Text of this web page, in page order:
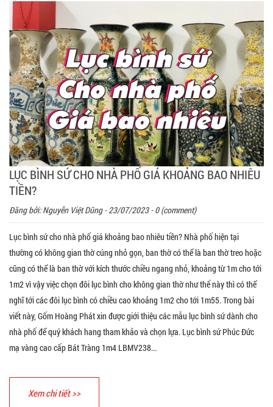
LỤC BÌNH SỨ CHO NHÀ PHỐ GIÁ KHOẢNG BAO NHIÊU
TIỀN?
Đăng bởi:Nguyễn Việt Dũng- 23/07/2023 - 0 (comment)
Lục bình sứ cho nhà phố giá khoảng bao nhiêu tiền? Nhà phố hiện tại
thường có không gian thờ cúng nhỏ gọn, ban thờ có thể là ban thờ treo hoặc
cũng có thể là ban thờ với kích thước chiều ngang nhỏ, khoảng từ 1m cho tới
1m2 vì vậy việc chọn đôi lục bình cho không gian thờ như thế này thì có thể
nghĩ tới các đôi lục bình có chiều cao khoảng 1m2 cho tới 1m55. Trong bài
viết này, Gốm Hoàng Phát xin được giới thiệu các mẫu lục bình sứ dành cho
nhà phố để quý khách hang tham khảo và chọn lựa. Lục bình sứ Phúc Đức
mạ vàng cao cấp Bát Tràng 1m4 LBMV238...
Xem chi tiết >>